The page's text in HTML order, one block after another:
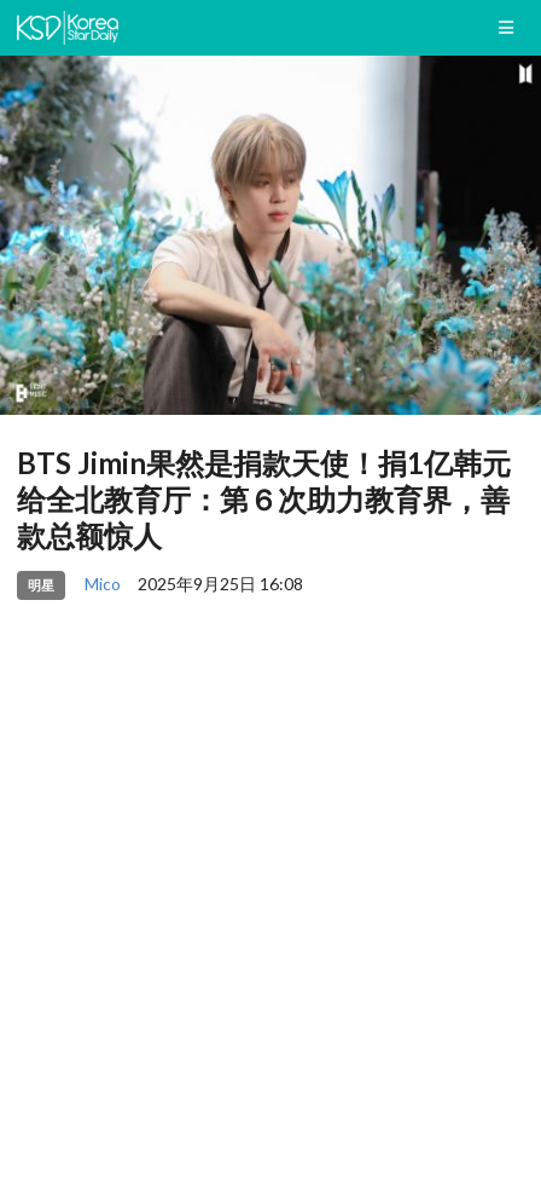
BTS Jimin果然是捐款天使！捐1亿韩元
给全北教育厅：第６次助力教育界，善
款总额惊人
明星 Mico 2025年9月25日 16:08